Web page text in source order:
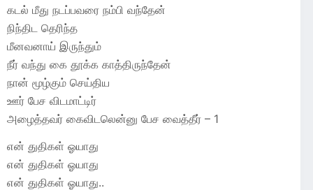
கடல் மீது நடப்பவரை நம்பி வந்தேன்
நிந்திட தெரிந்த
மீனவனாய் இருந்தும்
நீர் வந்து கை தூக்க காத்திருந்தேன்
நான் மூழ்கும் செய்திய
ஊர் பேச விடமாட்டிர்
அழைத்தவர் கைவிடலென்னு பேச வைத்தீர் – 1
என் துதிகள் ஓயாது
என் துதிகள் ஓயாது
என் துதிகள் ஓயாது..